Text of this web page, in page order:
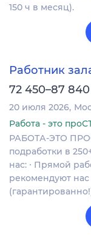
150 ч в месяц).
Работник
72 450–87 840
20 июля 2026
Работа - это
РАБОТА-ЭТО
подработки в
нас: ∙ Прямой
рекомендуют